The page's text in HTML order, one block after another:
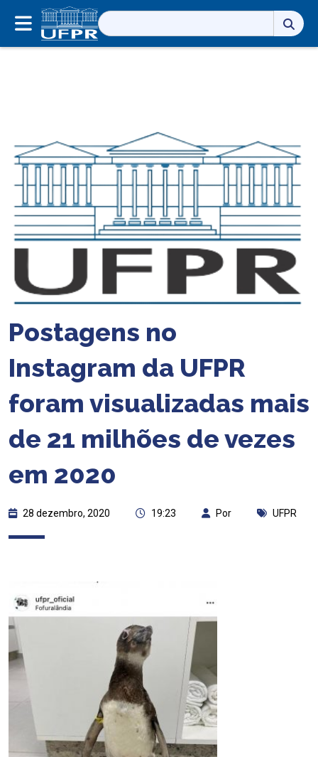
Pesquisar
por:
Postagens no
Instagram da UFPR
foram visualizadas mais
de 21 milhões de vezes
em 2020
28 dezembro, 2020 19:23 Por UFPR